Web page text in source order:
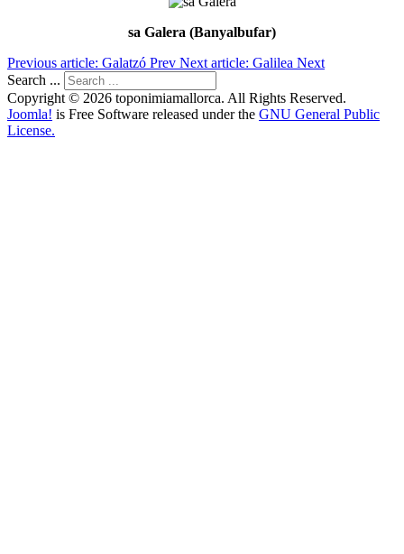
sa Galera (Banyalbufar)
Previous article: Galatzó Prev Next article: Galilea Next
Search ...
Copyright © 2026 toponimiamallorca. All Rights Reserved.
Joomla! is Free Software released under the GNU General Public
License.